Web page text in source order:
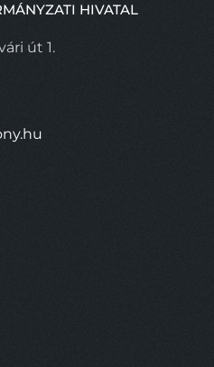
HIVATAL
út 1.